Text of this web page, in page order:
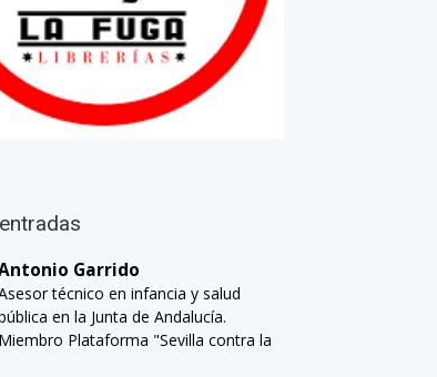
Garrido
técnico en infancia y salud
en la Junta de Andalucía.
Miembro Plataforma "Sevilla contra la